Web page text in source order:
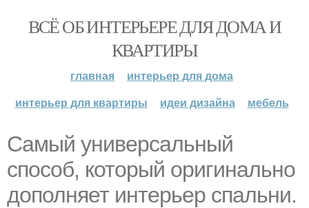
ВСЁ ОБ ИНТЕРЬЕРЕ ДЛЯ ДОМА И
КВАРТИРЫ
главная
интерьер для дома
интерьер для квартиры
идеи дизайна мебель
Самый универсальный
способ, который оригинально
дополняет интерьер спальни.